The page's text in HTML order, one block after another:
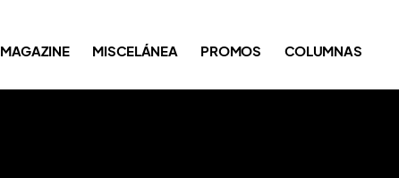
MAGAZINE MISCELÁNEA PROMOS COLUMNAS